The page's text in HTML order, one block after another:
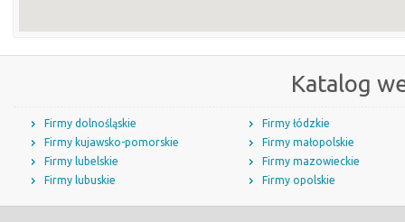
Katalog
Firmy dolnośląskie
Firmy kujawsko-pomorskie
Firmy lubelskie
Firmy lubuskie
Firmy łódzkie
Firmy małopolskie
Firmy mazowieckie
Firmy opolskie